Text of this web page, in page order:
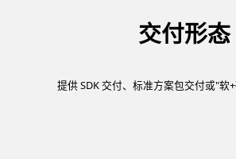
交付形态
提供 SDK 交付、标准方案包交付或"软